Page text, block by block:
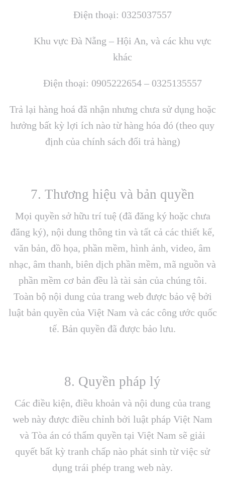
Điện thoại: 0325037557
Khu vực Đà Nẵng – Hội An, và các khu vực
khác
Điện thoại: 0905222654 – 0325135557
Trả lại hàng hoá đã nhận nhưng chưa sử dụng hoặc
hưởng bất kỳ lợi ích nào từ hàng hóa đó (theo quy
định của chính sách đổi trả hàng)
7. Thương hiệu và bản quyền
Mọi quyền sở hữu trí tuệ (đã đăng ký hoặc chưa
đăng ký), nội dung thông tin và tất cả các thiết kế,
văn bản, đồ họa, phần mềm, hình ảnh, video, âm
nhạc, âm thanh, biên dịch phần mềm, mã nguồn và
phần mềm cơ bản đều là tài sản của chúng tôi.
Toàn bộ nội dung của trang web được bảo vệ bởi
luật bản quyền của Việt Nam và các công ước quốc
tế. Bản quyền đã được bảo lưu.
8. Quyền pháp lý
Các điều kiện, điều khoản và nội dung của trang
web này được điều chỉnh bởi luật pháp Việt Nam
và Tòa án có thẩm quyền tại Việt Nam sẽ giải
quyết bất kỳ tranh chấp nào phát sinh từ việc sử
dụng trái phép trang web này.